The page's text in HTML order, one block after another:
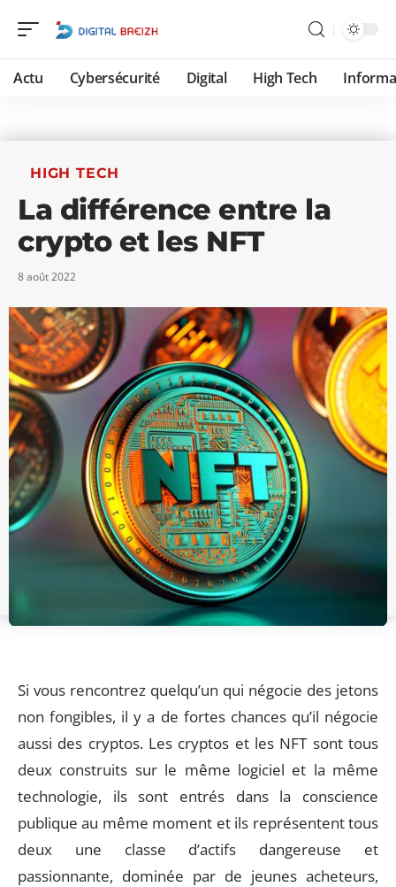
Actu Cybersécurité Digital High Tech
HIGH TECH
La différence entre la
crypto et les NFT
8 août 2022
Si vous rencontrez quelqu’un qui négocie des jetons
non fongibles, il y a de fortes chances qu’il négocie
aussi des cryptos. Les cryptos et les NFT sont tous
deux construits sur le même logiciel et la même
technologie, ils sont entrés dans la conscience
publique au même moment et ils représentent tous
deux une classe d’actifs dangereuse et
passionnante, dominée par de jeunes acheteurs,